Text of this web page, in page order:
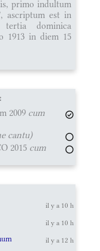
primo indultum
ascriptum est in
tertia dominica
1913 in diem 15
2009 cum
cantu)
2015 cum
il y a 10 h
il y a 10 h
il y a 12 h